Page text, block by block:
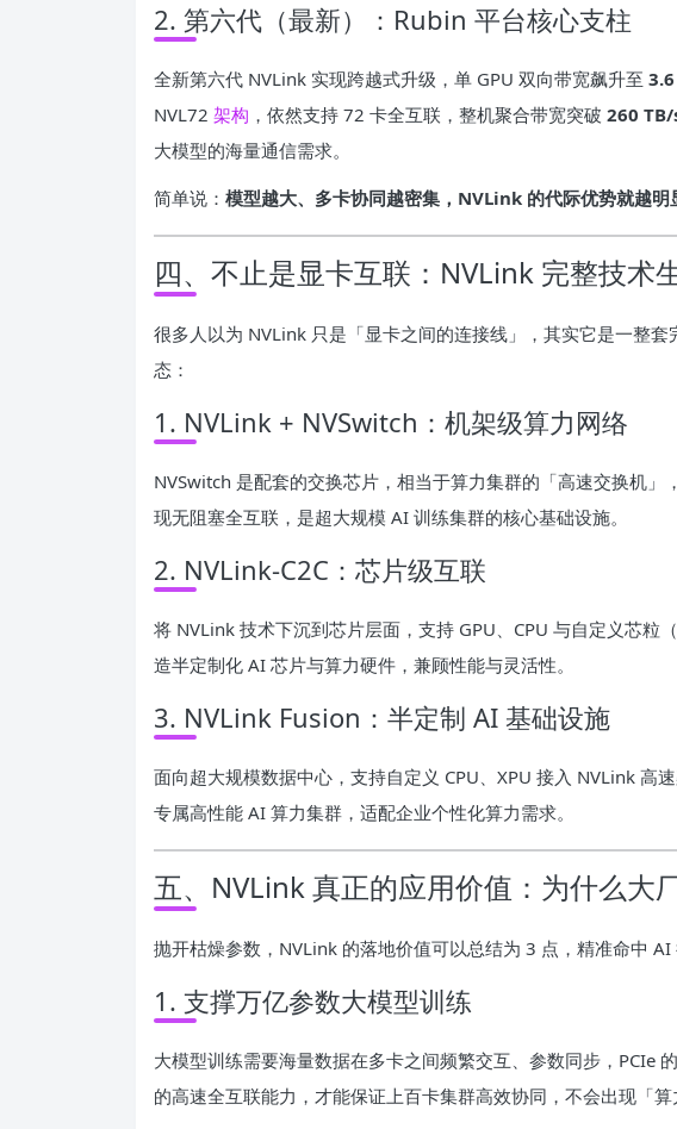
2. 第六代（最新）：Rubin 平台核心支柱
全新第六代 NVLink 实现跨越式升级，单 GPU 双向带宽飙升至
NVL72 架构 ，依然支持 72 卡全互联，整机聚合带宽突破 260 TB/
大模型的海量通信需求。
简单说： 模型越大、多卡协同越密集，NVLink 的代际优势就越明
四、不止是显卡互联：NVLink 完整技术
很多人以为 NVLink 只是「显卡之间的连接线」，其实它是一整
态：
1. NVLink + NVSwitch：机架级算力网络
NVSwitch 是配套的交换芯片，相当于算力集群的「高速交换机」
现无阻塞全互联，是超大规模 AI 训练集群的核心基础设施。
2. NVLink-C2C：芯片级互联
将 NVLink 技术下沉到芯片层面，支持 GPU、CPU 与自定义芯粒
造半定制化 AI 芯片与算力硬件，兼顾性能与灵活性。
3. NVLink Fusion：半定制 AI 基础设施
面向超大规模数据中心，支持自定义 CPU、XPU 接入 NVLink 高
专属高性能 AI 算力集群，适配企业个性化算力需求。
五、NVLink 真正的应用价值：为什么大
抛开枯燥参数，NVLink 的落地价值可以总结为 3 点，精准命中 AI
1. 支撑万亿参数大模型训练
大模型训练需要海量数据在多卡之间频繁交互、参数同步，PCIe
的高速全互联能力，才能保证上百卡集群高效协同，不会出现「算